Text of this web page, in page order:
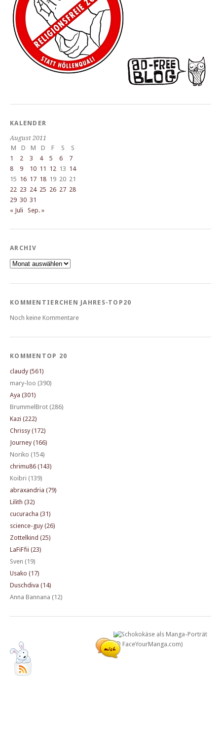
KALENDER
August 2011
M
D M D F S
S
1
2 3 4 5 6
7
8
9 10 11 12 13 14
15 16 17 18 19 20 21
22 23 24 25 26 27 28
29 30 31
« Juli
Sep. »
ARCHIV
Archiv
KOMMENTIERCHEN JAHRES-TOP20
Noch keine Kommentare
KOMMENTOP 20
claudy (561)
mary-loo (390)
Aya (301)
BrummelBrot (286)
Kazi (222)
Chrissy (172)
Journey (166)
Noriko (154)
chrimu86 (143)
Koibri (139)
abraxandria (79)
Lilith (32)
cucuracha (31)
science-guy (26)
Zottelkind (25)
LaFiFfii (23)
Sven (19)
Usako (17)
Duschdiva (14)
Anna Bannana (12)